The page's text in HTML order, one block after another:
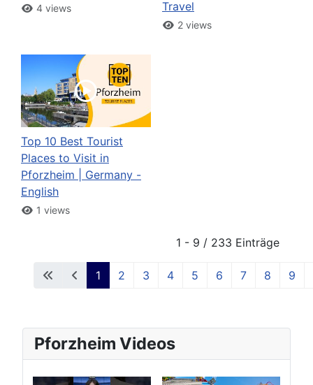
4 views
Travel
2 views
Top 10 Best Tourist
Places to Visit in
Pforzheim | Germany -
English
1 views
1 - 9 / 233 Einträge
1 2 3 4 5 6 7 8 9
Pforzheim Videos